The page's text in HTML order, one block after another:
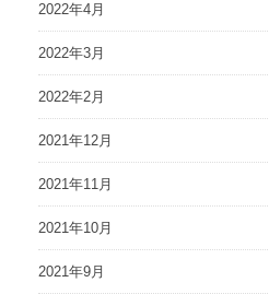
2022年4月
2022年3月
2022年2月
2021年12月
2021年11月
2021年10月
2021年9月